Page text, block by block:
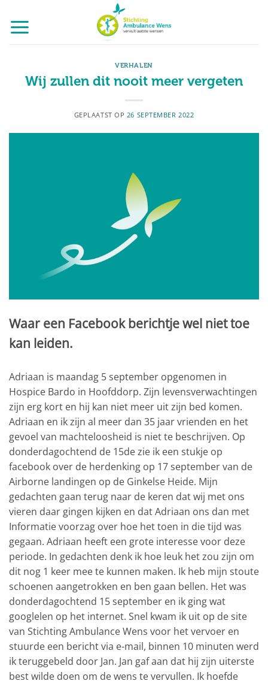
naar
inhoud
VERHALEN
Wij zullen dit nooit meer vergeten
GEPLAATST OP 26 SEPTEMBER 2022
Waar een Facebook berichtje wel niet toe
kan leiden.
Adriaan is maandag 5 september opgenomen in
Hospice Bardo in Hoofddorp. Zijn levensverwachtingen
zijn erg kort en hij kan niet meer uit zijn bed komen.
Adriaan en ik zijn al meer dan 35 jaar vrienden en het
gevoel van machteloosheid is niet te beschrijven. Op
donderdagochtend de 15de zie ik een stukje op
facebook over de herdenking op 17 september van de
Airborne landingen op de Ginkelse Heide. Mijn
gedachten gaan terug naar de keren dat wij met ons
vieren daar gingen kijken en dat Adriaan ons dan met
Informatie voorzag over hoe het toen in die tijd was
gegaan. Adriaan heeft een grote interesse voor deze
periode. In gedachten denk ik hoe leuk het zou zijn om
dit nog 1 keer mee te kunnen maken. Ik heb mijn stoute
schoenen aangetrokken en ben gaan bellen. Het was
donderdagochtend 15 september en ik ging wat
googlelen op het internet. Snel kwam ik uit op de site
van Stichting Ambulance Wens voor het vervoer en
stuurde een bericht via e-mail, binnen 10 minuten werd
ik teruggebeld door Jan. Jan gaf aan dat hij zijn uiterste
best wilde doen om de wens te vervullen. Ik hoefde